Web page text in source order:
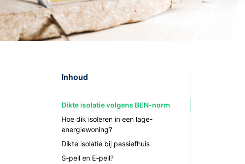
Inhoud
Dikte isolatie volgens BEN-norm
Hoe dik isoleren in een lage-
energiewoning?
Dikte isolatie bij passiefhuis
S-peil en E-peil?